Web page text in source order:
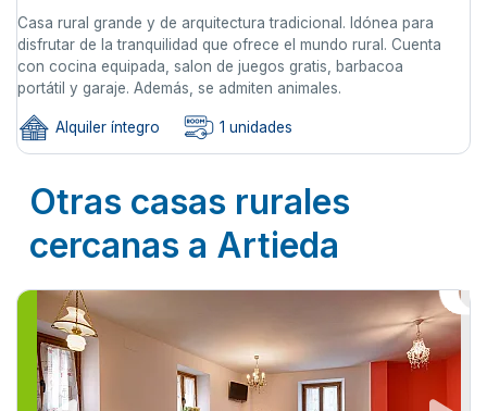
Casa rural grande y de arquitectura tradicional. Idónea para
disfrutar de la tranquilidad que ofrece el mundo rural. Cuenta
con cocina equipada, salon de juegos gratis, barbacoa
portátil y garaje. Además, se admiten animales.
Alquiler íntegro 1 unidades
Otras casas rurales
cercanas a Artieda